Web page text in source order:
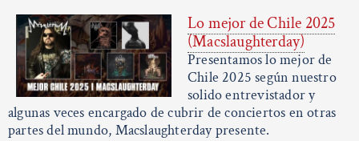
Lo mejor de Chile 2025
(Macslaughterday)
Presentamos lo mejor de
Chile 2025 según nuestro
solido entrevistador y
algunas veces encargado de cubrir de conciertos en otras
partes del mundo, Macslaughterday presente.